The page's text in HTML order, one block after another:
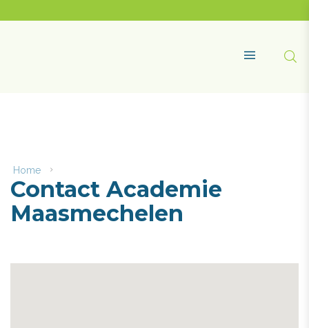
content
Home
Academie
Maasmechelen
Contact Academie
Maasmechelen